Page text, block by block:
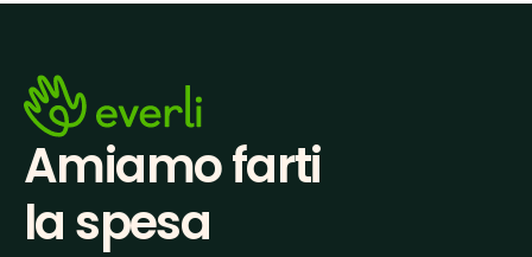
Amiamo farti
la spesa